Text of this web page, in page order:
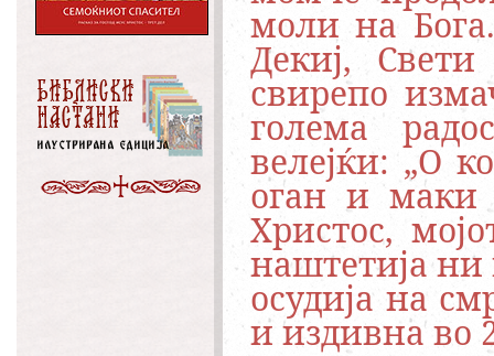
моли на
Декиј,
свирепо
голема
велејќи: „О
оган и маки
Христос,
наштетија ни
осудија на
и издивна во